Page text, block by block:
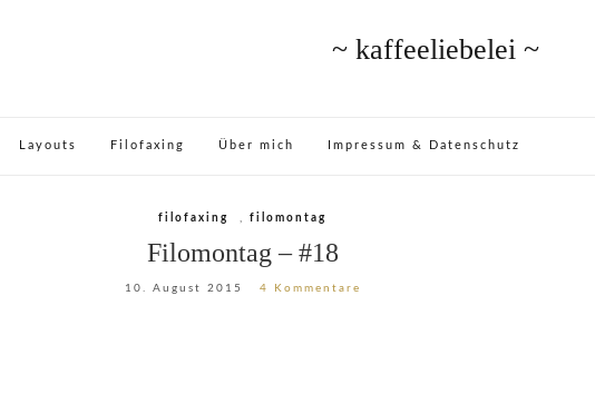
~ kaffeeliebelei ~
Layouts Filofaxing Über mich Impressum & Datenschutz
filofaxing ,filomontag
Filomontag – #18
10. August 2015 4 Kommentare